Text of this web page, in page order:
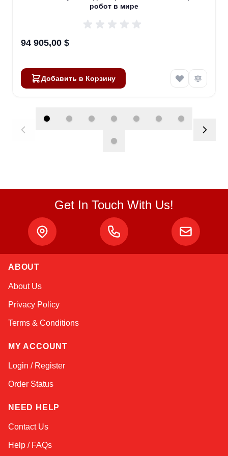
робот в мире
94 905,00 $
Добавить в Корзину
Get In Touch With Us!
ABOUT
About Us
Privacy Policy
Terms & Conditions
MY ACCOUNT
Login / Register
Order Status
NEED HELP
Contact Us
Help / FAQs